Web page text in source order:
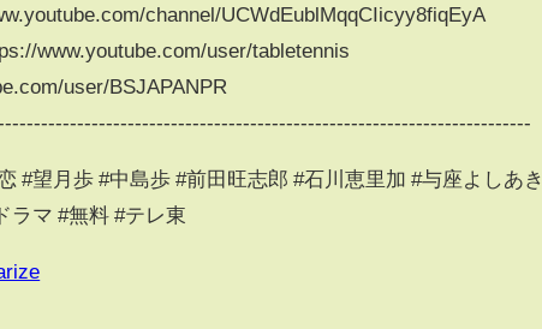
channel/UCWdEublMqqCIicyy8fiqEyA
www.youtube.com/user/tabletennis
user/BSJAPANPR
#望月歩 #中島歩 #前田旺志郎 #石川恵里加 #与座よしあき
ラマ #無料 #テレ東